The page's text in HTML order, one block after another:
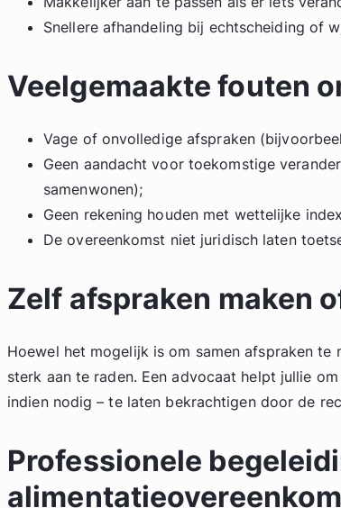
Snellere afhandeling bij echtscheiding of
Veelgemaakte fouten
Vage of onvolledige afspraken
Geen aandacht voor toekomstige
samenwonen);
Geen rekening houden met wettelijke
De overeenkomst niet juridisch laten
Zelf afspraken maken
Hoewel het mogelijk is om samen afspraken te
sterk aan te raden. Een advocaat helpt jullie
indien nodig – te laten bekrachtigen door de
Professionele